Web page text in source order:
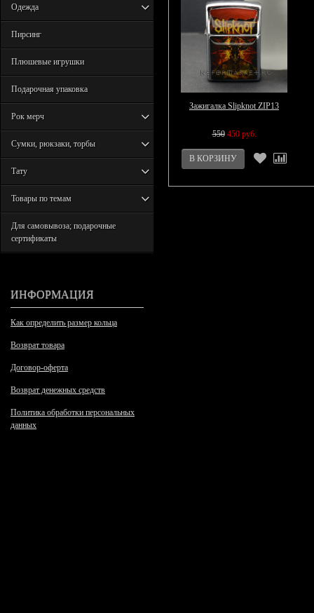
Одежда
Пирсинг
Плюшевые игрушки
Подарочная упаковка
Рок мерч
Сумки, рюкзаки, торбы
Тату
Товары по темам
Для самовывоза; подарочные
сертификаты
ИНФОРМАЦИЯ
Как определить размер кольца
Возврат товара
Договор-оферта
Возврат денежных средств
Политика обработки персональных
данных
Зажигалка Slipknot ZIP13
550 450 руб.